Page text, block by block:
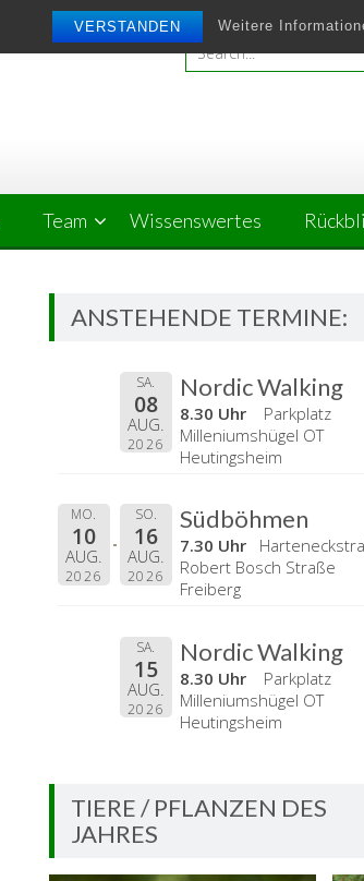
VERSTANDEN Weitere
Team Wissenswertes
ANSTEHENDE TERMINE:
SA.
08
AUG.
2026
Nordic Walking
8.30 Uhr
Parkplatz
Milleniumshügel OT
Heutingsheim
MO.
10
AUG.
2026
SO.
16
AUG.
2026
Südböhmen
7.30 Uhr
Robert Bosch Straße
Freiberg
SA.
15
AUG.
2026
Nordic Walking
8.30 Uhr
Parkplatz
Milleniumshügel OT
Heutingsheim
TIERE / PFLANZEN DES
JAHRES